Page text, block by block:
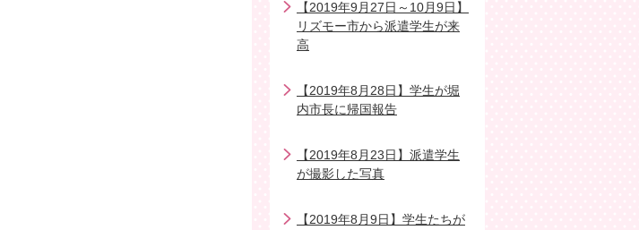
【2019年9月27日～10月9日】
リズモー市から派遣学生が来
高
【2019年8月28日】学生が堀
内市長に帰国報告
【2019年8月23日】派遣学生
が撮影した写真
【2019年8月9日】学生たちが